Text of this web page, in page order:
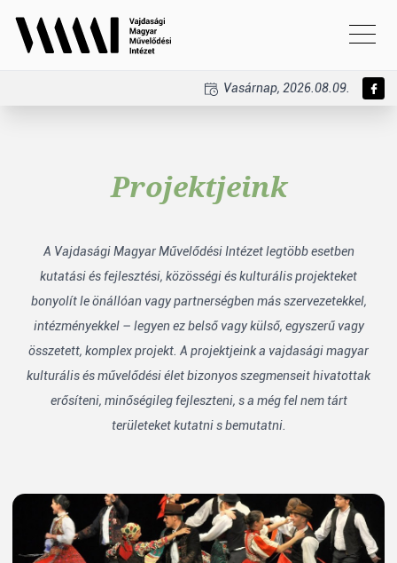
Vasárnap, 2026.08.09.
Projektjeink
A Vajdasági Magyar Művelődési Intézet legtöbb esetben
kutatási és fejlesztési, közösségi és kulturális projekteket
bonyolít le önállóan vagy partnerségben más szervezetekkel,
intézményekkel – legyen ez belső vagy külső, egyszerű vagy
összetett, komplex projekt. A projektjeink a vajdasági magyar
kulturális és művelődési élet bizonyos szegmenseit hivatottak
erősíteni, minőségileg fejleszteni, s a még fel nem tárt
területeket kutatni s bemutatni.